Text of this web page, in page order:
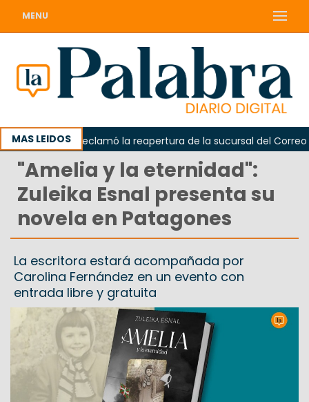
MENU
MAS LEIDOS
Odarda reclamó la reapertura de la sucursal del Correo
"Amelia y la eternidad":
Zuleika Esnal presenta su
novela en Patagones
La escritora estará acompañada por
Carolina Fernández en un evento con
entrada libre y gratuita